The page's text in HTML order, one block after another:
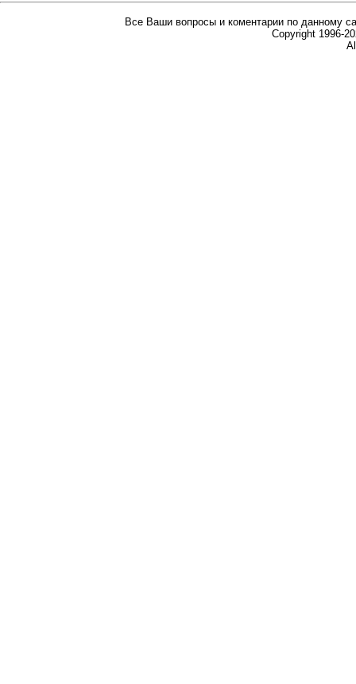
Все Ваши вопросы и коментарии по данному
Copyright 1996-